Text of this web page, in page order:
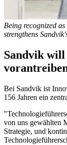
Being recognized
strengthens
Sandvik will
Bei Sandvik ist
156 Jahren ein
von uns gewählten
Strategie, und